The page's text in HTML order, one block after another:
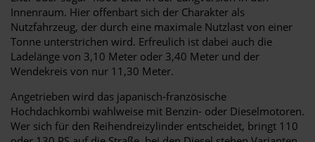
Innenraum. Hier offenbart sich der Charakter als
Nutzfahrzeug, der durch eine maximale Nutzlast von einer
Tonne unterstrichen wird. Erfreulich ist dabei auch die
Ladelänge von 3,10 Meter oder 3,40 Meter und der
Wendekreis von nur 11,30 Meter.
Angetrieben wird das japanisch-französische
Hochdachkombi wahlweise mit Benzin- oder Dieselmotoren.
Wer sich für den Reihendreizylinder entscheidet, bringt 110